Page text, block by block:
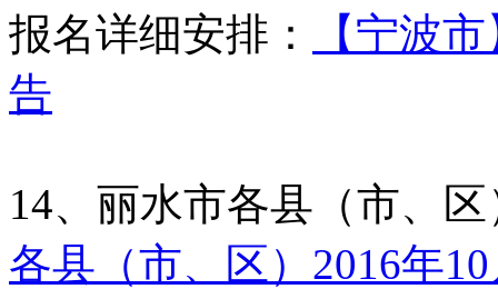
报名详细安排：
【宁波
告
14、丽水市各县（市、
各县（市、区）2016年